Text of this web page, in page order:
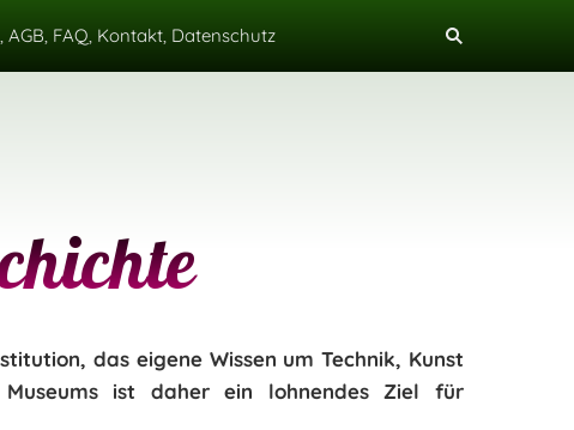
AGB, FAQ, Kontakt, Datenschutz
das eigene Wissen um Technik, Kunst
ist daher ein lohnendes Ziel für